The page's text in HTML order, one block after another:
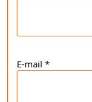
E-mail *